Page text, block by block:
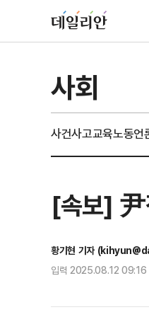
사회
사건사고교육노동언
[속보] 尹
황기현 기자
입력 2025.08.12